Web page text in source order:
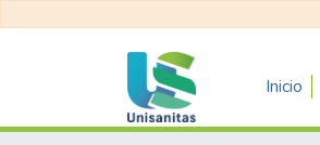
Inicio